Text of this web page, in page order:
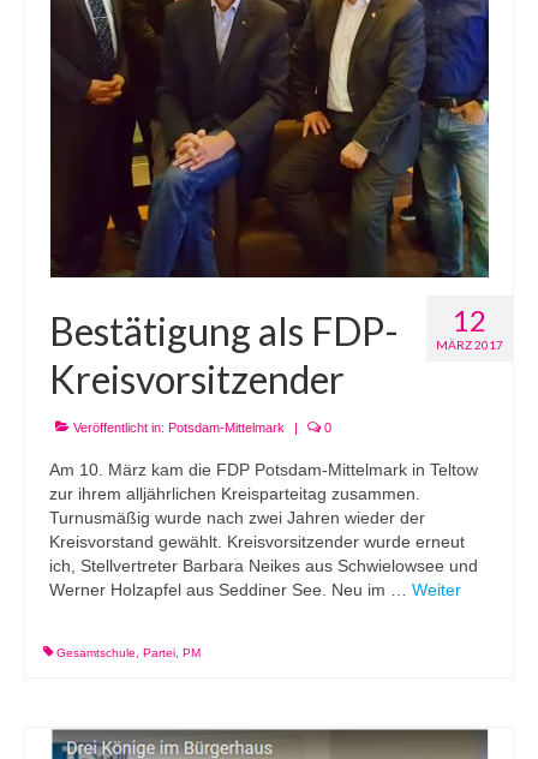
12
MÄRZ 2017
Bestätigung als FDP-
Kreisvorsitzender
Veröffentlicht in: Potsdam-Mittelmark | 0
Am 10. März kam die FDP Potsdam-Mittelmark in Teltow
zur ihrem alljährlichen Kreisparteitag zusammen.
Turnusmäßig wurde nach zwei Jahren wieder der
Kreisvorstand gewählt. Kreisvorsitzender wurde erneut
ich, Stellvertreter Barbara Neikes aus Schwielowsee und
Werner Holzapfel aus Seddiner See. Neu im … Weiter
Gesamtschule Partei PM